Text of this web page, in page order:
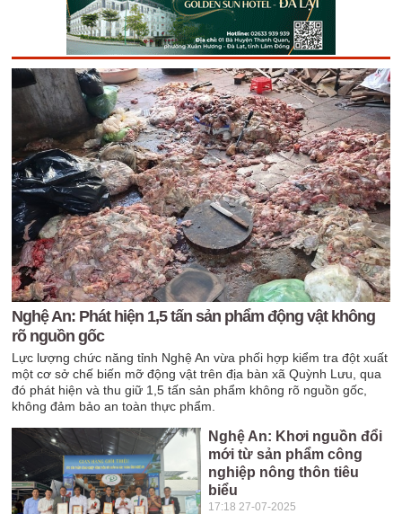
Nghệ An: Phát hiện 1,5 tấn sản phẩm động vật không
rõ nguồn gốc
Lực lượng chức năng tỉnh Nghệ An vừa phối hợp kiểm tra đột xuất
một cơ sở chế biến mỡ động vật trên địa bàn xã Quỳnh Lưu, qua
đó phát hiện và thu giữ 1,5 tấn sản phẩm không rõ nguồn gốc,
không đảm bảo an toàn thực phẩm.
Nghệ An: Khơi nguồn đổi
mới từ sản phẩm công
nghiệp nông thôn tiêu
biểu
17:18 27-07-2025